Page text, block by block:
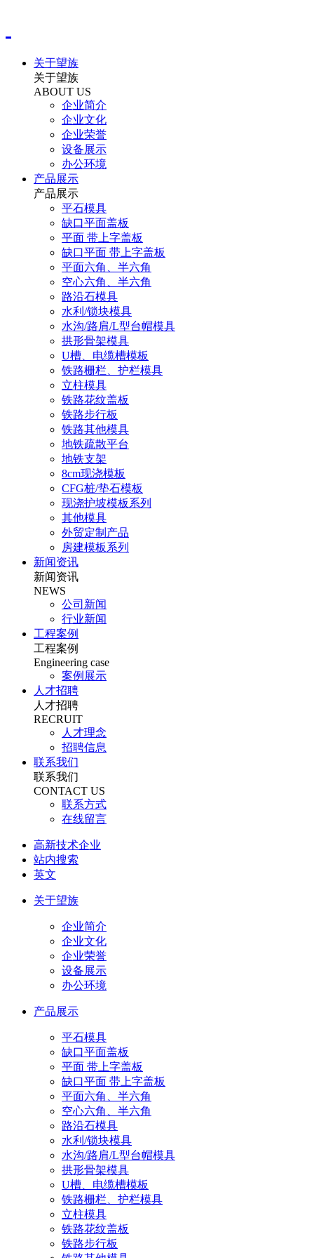
关于望族
关于望族
ABOUT US
企业简介
企业文化
企业荣誉
设备展示
办公环境
产品展示
产品展示
平石模具
缺口平面盖板
平面 带上字盖板
缺口平面 带上字盖板
平面六角、半六角
空心六角、半六角
路沿石模具
水利/锁块模具
水沟/路肩/L型台帽模具
拱形骨架模具
U槽、电缆槽模板
铁路栅栏、护栏模具
立柱模具
铁路花纹盖板
铁路步行板
铁路其他模具
地铁疏散平台
地铁支架
8cm现浇模板
CFG桩/垫石模板
现浇护坡模板系列
其他模具
外贸定制产品
房建模板系列
新闻资讯
新闻资讯
NEWS
公司新闻
行业新闻
工程案例
工程案例
Engineering case
案例展示
人才招聘
人才招聘
RECRUIT
人才理念
招聘信息
联系我们
联系我们
CONTACT US
联系方式
在线留言
高新技术企业
站内搜索
英文
关于望族
企业简介
企业文化
企业荣誉
设备展示
办公环境
产品展示
平石模具
缺口平面盖板
平面 带上字盖板
缺口平面 带上字盖板
平面六角、半六角
空心六角、半六角
路沿石模具
水利/锁块模具
水沟/路肩/L型台帽模具
拱形骨架模具
U槽、电缆槽模板
铁路栅栏、护栏模具
立柱模具
铁路花纹盖板
铁路步行板